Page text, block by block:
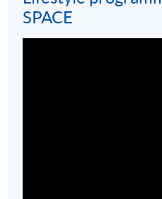
SPACE